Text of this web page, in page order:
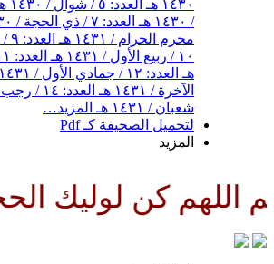
١٤٣٠ هـ
العدد: ٥ / شوال / ١٤٣٠ هـ
/ ١٤٣٠ هـ
العدد: ٧ / ذي الحجة / ١٤٣٠ هـ
محرم الحرام / ١٤٣١ هـ
العدد: ٩ / صفر / ١٤٣١ هـ
١٠ / ربيع الأول / ١٤٣١ هـ
هـ العدد: ١٢ / جمادي الأول / ١٤٣١ هـ
الآخرة / ١٤٣١ هـ
العدد: ١٤ / رجب / ١٤٣١ هـ
شعبان / ١٤٣١ هـ
المزيد…
لتحميل الصحيفة كـ Pdf
المزيد
كن لوليك